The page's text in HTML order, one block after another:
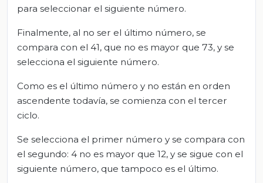
para seleccionar el siguiente número.
Finalmente, al no ser el último número, se
compara con el 41, que no es mayor que 73, y se
selecciona el siguiente número.
Como es el último número y no están en orden
ascendente todavía, se comienza con el tercer
ciclo.
Se selecciona el primer número y se compara con
el segundo: 4 no es mayor que 12, y se sigue con el
siguiente número, que tampoco es el último.